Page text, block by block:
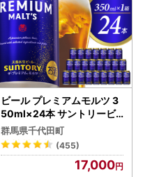
ビール プレミアムモルツ 3
50ml×24本 サントリービ
ール
群馬県千代田町
(455)
17,000